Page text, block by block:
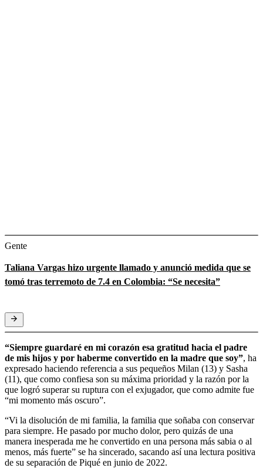
Gente
Taliana Vargas hizo urgente llamado y anunció medida que se
tomó tras terremoto de 7.4 en Colombia: “Se necesita”
“Siempre guardaré en mi corazón esa gratitud hacia el padre
de mis hijos y por haberme convertido en la madre que soy”, ha
expresado haciendo referencia a sus pequeños Milan (13) y Sasha
(11), que como confiesa son su máxima prioridad y la razón por la
que logró superar su ruptura con el exjugador, que como admite fue
“mi momento más oscuro”.
“Vi la disolución de mi familia, la familia que soñaba con conservar
para siempre. He pasado por mucho dolor, pero quizás de una
manera inesperada me he convertido en una persona más sabia o al
menos, más fuerte” se ha sincerado, sacando así una lectura positiva
de su separación de Piqué en junio de 2022.